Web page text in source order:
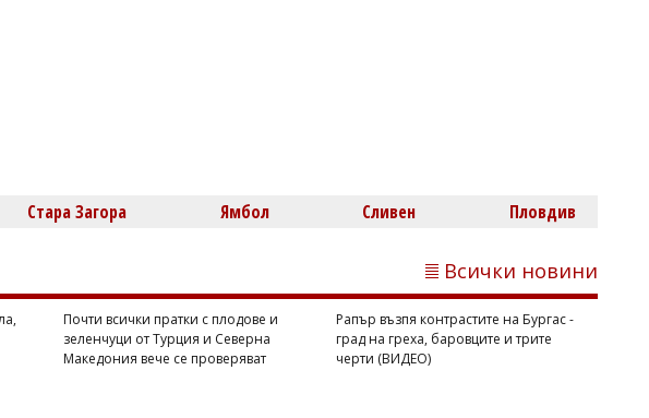
Михаил ДИМИТРОВ
Пускат движението по АМ "Тракия" в
Стара Загора Ямбол Сливен Пловдив
Всички новини
Почти всички пратки с плодове и
зеленчуци от Турция и Северна
Македония вече се проверяват
Рапър възпя контрастите на Бургас -
град на греха, баровците и трите
черти (ВИДЕО)